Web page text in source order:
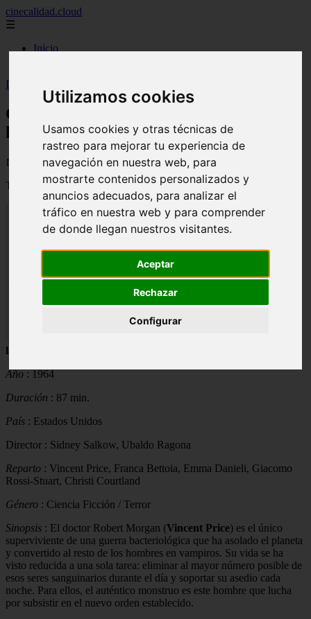
Utilizamos cookies
Usamos cookies y otras técnicas de
rastreo para mejorar tu experiencia de
navegación en nuestra web, para
mostrarte contenidos personalizados y
anuncios adecuados, para analizar el
tráfico en nuestra web y para comprender
de donde llegan nuestros visitantes.
Aceptar
Rechazar
Configurar
cinecalidad.cloud
☰
Inicio
Inicio
Cine de Calidad: El último hombre sobre
la Tierra
📅 06/09/2025
Título original :The Last Man on Earth
la Tierra
Año : 1964
Duración : 87 min.
País : Estados Unidos
Director : Sidney Salkow, Ubaldo Ragona
Reparto : Vincent Price, Franca Bettoia, Emma Danieli, Giacomo
Rossi-Stuart, Christi Courtland
Género : Ciencia Ficción / Terror
Sinopsis : El doctor Robert Morgan (Vincent Price) es el único
superviviente de una guerra bacteriológica que ha asolado el planeta
y convertido al resto de los hombres en vampiros. Su vida se ha
visto reducida a una sola tarea: eliminar al mayor número posible de
esos seres sanguinarios durante el día y soportar su asedio cada
noche. Para ellos, el auténtico monstruo es este hombre que lucha
por subsistir en el nuevo orden establecido.